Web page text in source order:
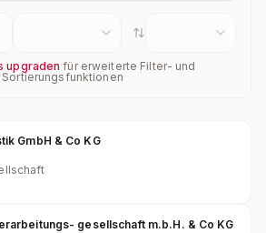
upgraden für erweiterte Filter- und
Sortierungsfunktionen
GmbH & Co KG
gesellschaft m.b.H. & Co KG